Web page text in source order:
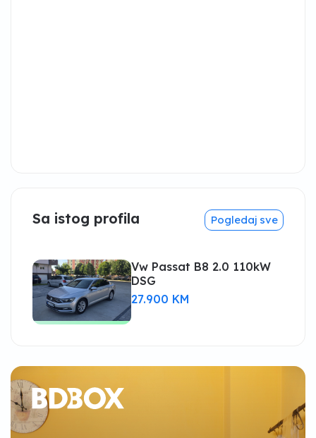
Sa istog profila Pogledaj sve
Vw Passat B8 2.0 110kW
DSG
27.900 KM